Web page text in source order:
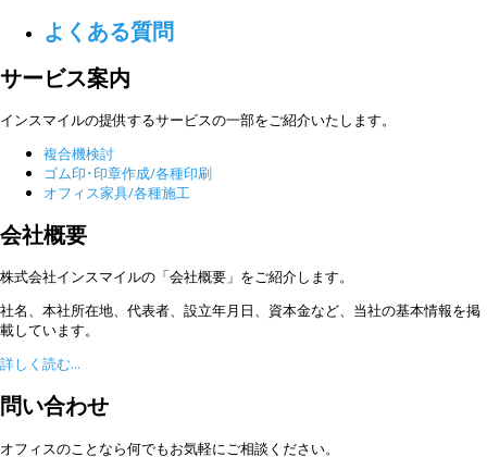
よくある質問
サービス案内
インスマイルの提供するサービスの一部をご紹介いたします。
複合機検討
ゴム印･印章作成/各種印刷
オフィス家具/各種施工
会社概要
株式会社インスマイルの「会社概要」をご紹介します。
社名、本社所在地、代表者、設立年月日、資本金など、当社の基本情報を掲
載しています。
詳しく読む...
問い合わせ
オフィスのことなら何でもお気軽にご相談ください。